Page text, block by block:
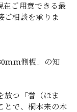
在ご用意できる最
ご相談を承りま
側板」の知
放つ「誉（ほま
とで、桐本来の木